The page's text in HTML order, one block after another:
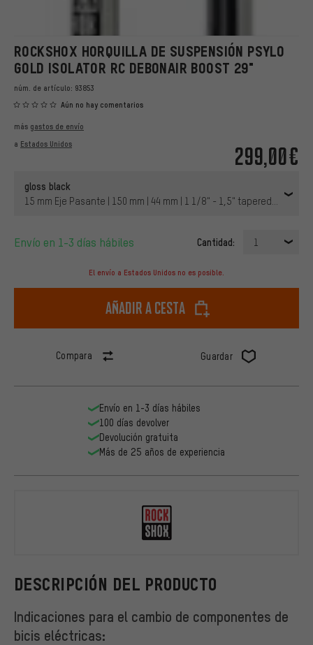
ROCKSHOX HORQUILLA DE SUSPENSIÓN PSYLO
GOLD ISOLATOR RC DEBONAIR BOOST 29"
núm. de artículo: 93853
Aún no hay comentarios
299,00€
más gastos de envío
a Estados Unidos
gloss black
15 mm Eje Pasante | 150 mm | 44 mm | 1 1/8" - 1,5" tapered | 29" |
Envío en 1-3 días hábiles Cantidad: 1
El envío a Estados Unidos no es posible.
Añadir a cesta
Compara Guardar
DESCRIPCIÓN DEL PRODUCTO
Indicaciones para el cambio de componentes de
bicis eléctricas:
Envío en 1-3 días hábiles
100 días devolver
Devolución gratuita
Más de 25 años de experiencia